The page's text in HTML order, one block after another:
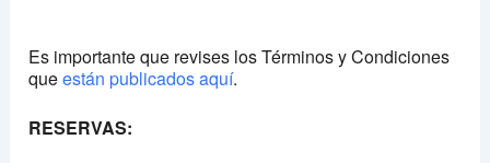
Es importante que revises los Términos y Condiciones
queestán publicados aquí.
RESERVAS: